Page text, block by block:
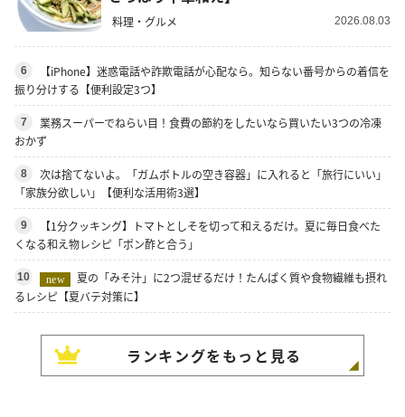
料理・グルメ 2026.08.03
6
【iPhone】迷惑電話や詐欺電話が心配なら。知らない番号からの着信を
振り分けする【便利設定3つ】
7
業務スーパーでねらい目！食費の節約をしたいなら買いたい3つの冷凍
おかず
8
次は捨てないよ。「ガムボトルの空き容器」に入れると「旅行にいい」
「家族分欲しい」【便利な活用術3選】
9
【1分クッキング】トマトとしそを切って和えるだけ。夏に毎日食べた
くなる和え物レシピ「ポン酢と合う」
10 new
夏の「みそ汁」に2つ混ぜるだけ！たんぱく質や食物繊維も摂れ
るレシピ【夏バテ対策に】
ランキングをもっと見る